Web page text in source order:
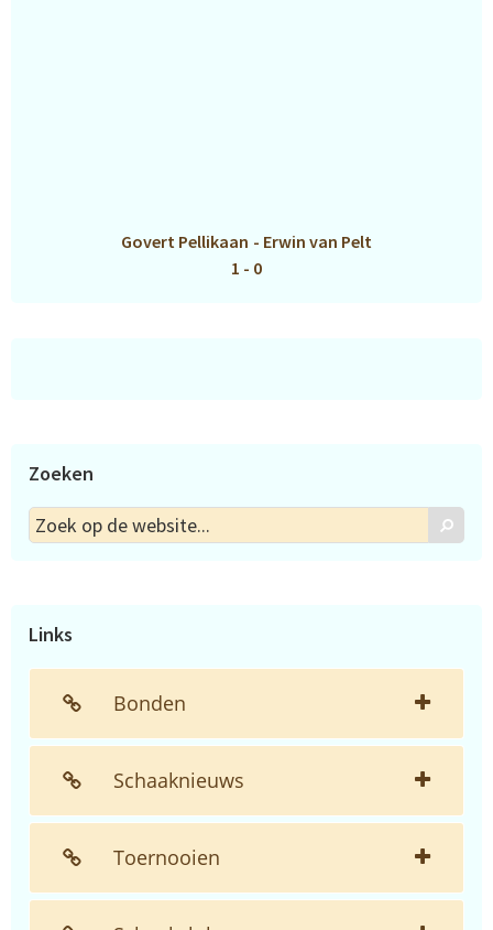
Govert Pellikaan - Erwin van Pelt
1 - 0
Zoeken
Zoek
op
Zoek
Links
Bonden
Schaaknieuws
Toernooien